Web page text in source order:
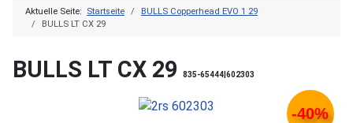
Aktuelle Seite: Startseite
BULLS Copperhead EVO 1 29
BULLS LT CX 29
BULLS LT CX 29 835-65444|602303
-40%